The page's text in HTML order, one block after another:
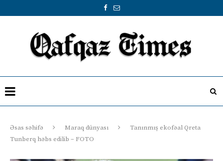
Əsas səhifə Maraq dünyası
Tanınmış ekofəal Qreta
Tunberq həbs edilib – FOTO